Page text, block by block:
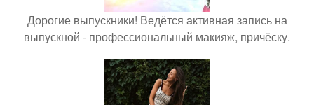
Дорогие выпускники! Ведётся активная запись на
выпускной - профессиональный макияж, причёску.